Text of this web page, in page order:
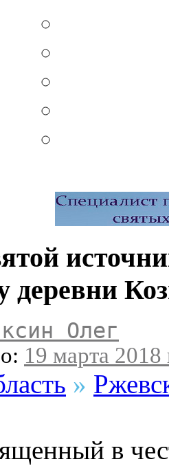
Олег
19 марта 2018
»
в